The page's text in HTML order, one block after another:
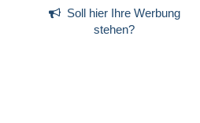
Soll hier Ihre Werbung
stehen?